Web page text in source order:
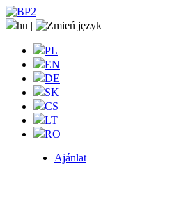
hu |
PL
EN
DE
SK
CS
LT
RO
Ajánlat